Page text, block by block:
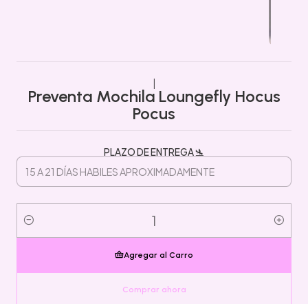
Preventa Mochila Loungefly Hocus
Pocus
PLAZO DE ENTREGA 🛬
Cantidad
Agregar al Carro
Comprar ahora